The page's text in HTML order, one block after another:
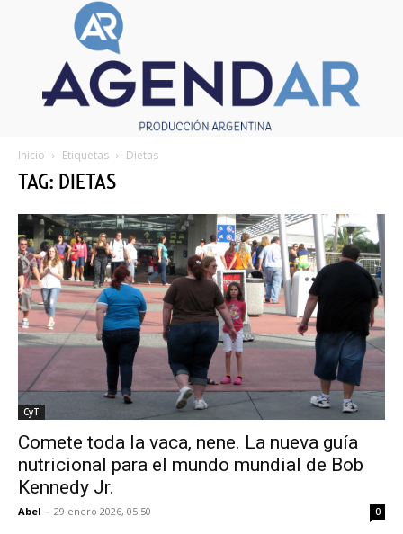
Inicio Etiquetas Dietas
TAG: DIETAS
CyT
Comete toda la vaca, nene. La nueva guía
nutricional para el mundo mundial de Bob
Kennedy Jr.
Abel - 29 enero 2026, 05:50 0